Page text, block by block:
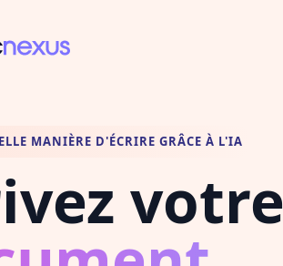
MANIÈRE D'ÉCRIRE GRÂCE À L'IA
votre